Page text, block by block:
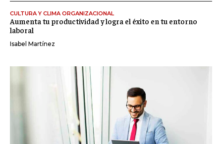
CULTURA Y CLIMA ORGANIZACIONAL
Aumenta tu productividad y logra el éxito en tu entorno
laboral
Isabel Martínez